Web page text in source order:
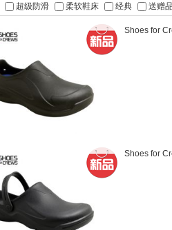
超级防滑 柔软鞋床 经典 送赠品
Shoes for
Shoes for